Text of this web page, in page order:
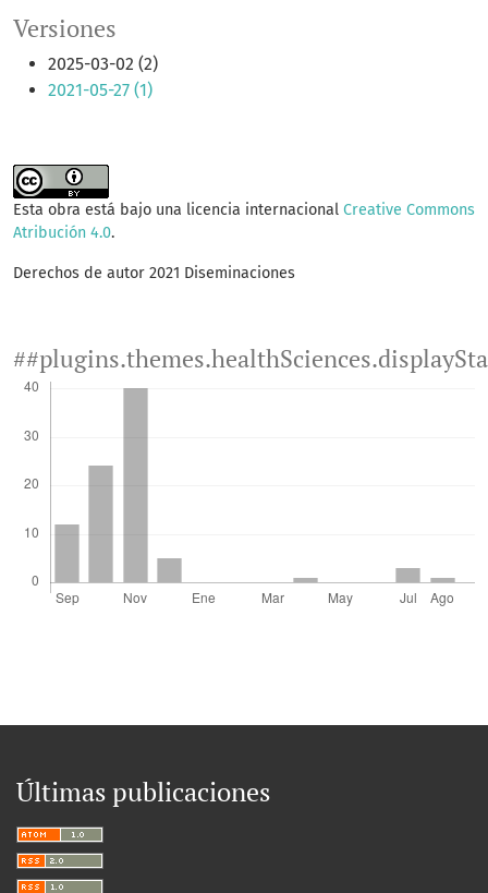
Versiones
2025-03-02 (2)
2021-05-27 (1)
Esta obra está bajo una licencia internacional Creative Commons
Atribución 4.0.
Derechos de autor 2021 Diseminaciones
Últimas publicaciones